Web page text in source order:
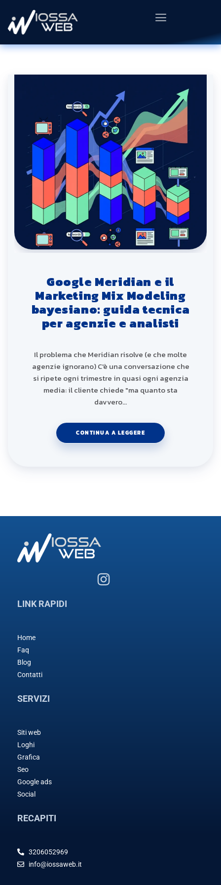
Google Meridian e il
Marketing Mix Modeling
bayesiano: guida tecnica
per agenzie e analisti
Il problema che Meridian risolve (e che molte
agenzie ignorano) C'è una conversazione che
si ripete ogni trimestre in quasi ogni agenzia
media: il cliente chiede "ma quanto sta
davvero…
CONTINUA A LEGGERE
LINK RAPIDI
Home
Faq
Blog
Contatti
SERVIZI
Siti web
Loghi
Grafica
Seo
Google ads
Social
RECAPITI
3206052969
info@iossaweb.it